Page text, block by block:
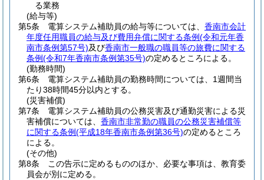
る業務
(給与等)
第5条
電算システム補助員の給与等については、 香南市会計
年度任用職員の給与及び費用弁償に関する条例(令和元年香
南市条例第57号)及び香南市一般職の職員等の旅費に関する
条例(令和7年香南市条例第35号)の定めるところによる。
(勤務時間)
第6条
電算システム補助員の勤務時間については、1週間当
たり38時間45分以内とする。
(災害補償)
第7条
電算システム補助員の公務災害及び通勤災害による災
害補償については、 香南市非常勤の職員の公務災害補償等
に関する条例(平成18年香南市条例第36号)の定めるところ
による。
(その他)
第8条
この告示に定めるもののほか、必要な事項は、教育委
員会が別に定める。